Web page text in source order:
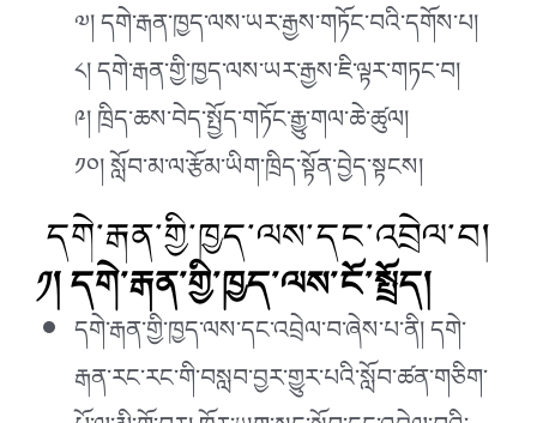
༧། དགེ་རྒན་ཁྱད་ལས་ཡར་རྒྱས་གཏོང་བའི་དགོས་པ།
༨། དགེ་རྒན་གྱི་ཁྱད་ལས་ཡར་རྒྱས་ཇི་ལྟར་གཏང་བ།
༩། ཁྲིད་ཆས་བེད་སྤྱོད་གཏོང་རྒྱུ་གལ་ཆེ་ཚུལ།
༡༠། སློབ་མ་ལ་རྩོམ་ཡིག་ཁྲིད་སྟོན་བྱེད་སྟངས།
དགེ་རྒན་གྱི་ཁྱད་ལས་དང་འབྲེལ་བ།
༡། དགེ་རྒན་གྱི་ཁྱད་ལས་ངོ་སྤྲོད།
དགེ་རྒན་གྱི་ཁྱད་ལས་དང་འབྲེལ་བ་ཞེས་པ་ནི། དགེ་
རྒན་རང་རང་གི་བསླབ་བྱར་གྱུར་པའི་སློབ་ཚན་གཅིག་